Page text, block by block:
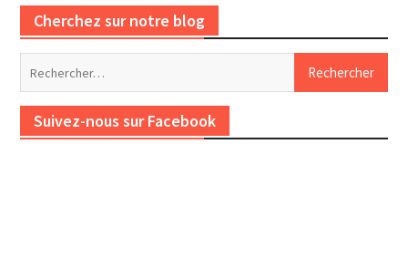
Cherchez sur notre blog
Suivez-nous sur Facebook